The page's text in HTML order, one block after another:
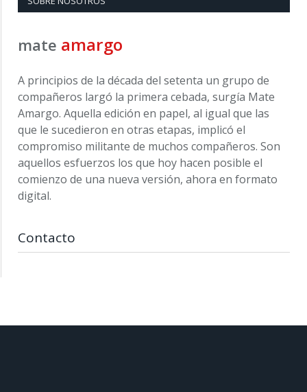
mate amargo
A principios de la década del setenta un grupo de
compañeros largó la primera cebada, surgía Mate
Amargo. Aquella edición en papel, al igual que las
que le sucedieron en otras etapas, implicó el
compromiso militante de muchos compañeros. Son
aquellos esfuerzos los que hoy hacen posible el
comienzo de una nueva versión, ahora en formato
digital.
Contacto